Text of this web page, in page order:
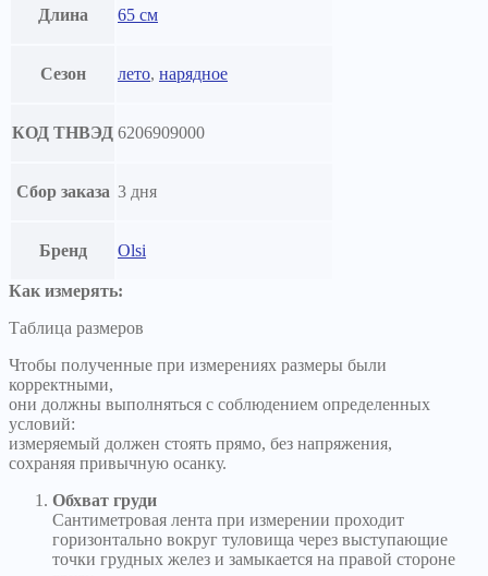
Длина 65 см
Сезон лето, нарядное
КОД ТНВЭД 6206909000
Сбор заказа 3 дня
Бренд Olsi
Как измерять:
Таблица размеров
Чтобы полученные при измерениях размеры были
корректными,
они должны выполняться с соблюдением определенных
условий:
измеряемый должен стоять прямо, без напряжения,
сохраняя привычную осанку.
Обхват груди
Сантиметровая лента при измерении проходит
горизонтально вокруг туловища через выступающие
точки грудных желез и замыкается на правой стороне